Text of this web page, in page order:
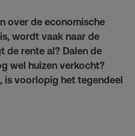
over de economische
wordt vaak naar de
de rente al? Dalen de
wel huizen verkocht?
is voorlopig het tegendeel